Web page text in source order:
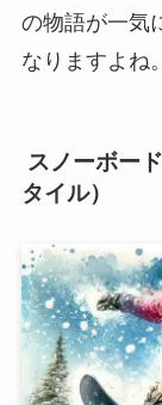
の物語が一気
なりますよね。
スノーボー
タイル）